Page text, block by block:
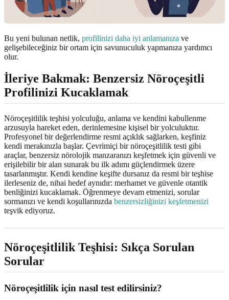
Bu yeni bulunan netlik, profilinizi daha iyi anlamanıza ve
gelişebileceğiniz bir ortam için savunuculuk yapmanıza yardımcı
olur.
İleriye Bakmak: Benzersiz Nöroçeşitli
Profilinizi Kucaklamak
Nöroçeşitlilik teşhisi yolculuğu, anlama ve kendini kabullenme
arzusuyla hareket eden, derinlemesine kişisel bir yolculuktur.
Profesyonel bir değerlendirme resmi açıklık sağlarken, keşfiniz
kendi merakınızla başlar. Çevrimiçi bir nöroçeşitlilik testi gibi
araçlar, benzersiz nörolojik manzaranızı keşfetmek için güvenli ve
erişilebilir bir alan sunarak bu ilk adımı güçlendirmek üzere
tasarlanmıştır. Kendi kendine keşifte dursanız da resmi bir teşhise
ilerleseniz de, nihai hedef aynıdır: merhamet ve güvenle otantik
benliğinizi kucaklamak. Öğrenmeye devam etmenizi, sorular
sormanızı ve kendi koşullarınızda benzersizliğinizi keşfetmenizi
teşvik ediyoruz.
Nöroçeşitlilik Teşhisi: Sıkça Sorulan
Sorular
Nöroçeşitlilik için nasıl test edilirsiniz?